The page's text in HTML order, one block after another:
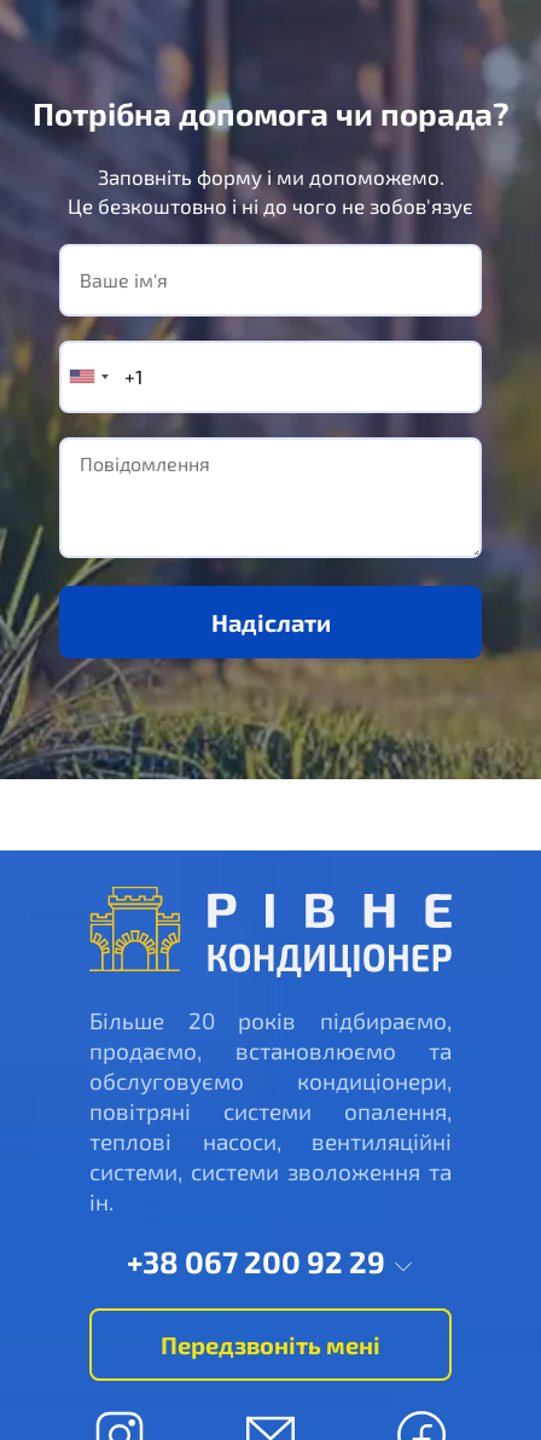
Потрібна допомога чи порада?
Заповніть форму і ми допоможемо.
Це безкоштовно і ні до чого не зобов'язує
Надіслати
Більше 20 років підбираємо,
продаємо, встановлюємо та
обслуговуємо кондиціонери,
повітряні системи опалення,
теплові насоси, вентиляційні
системи, системи зволоження та
ін.
+38 067 200 92 29
Передзвоніть мені